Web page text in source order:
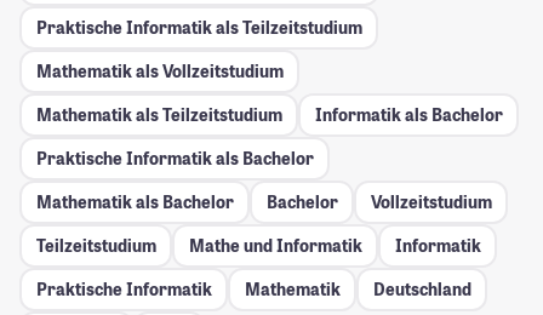
Praktische Informatik als Teilzeitstudium
Mathematik als Vollzeitstudium
Mathematik als Teilzeitstudium
Informatik als Bachelor
Praktische Informatik als Bachelor
Mathematik als Bachelor
Bachelor
Vollzeitstudium
Teilzeitstudium
Mathe und Informatik
Informatik
Praktische Informatik
Mathematik
Deutschland